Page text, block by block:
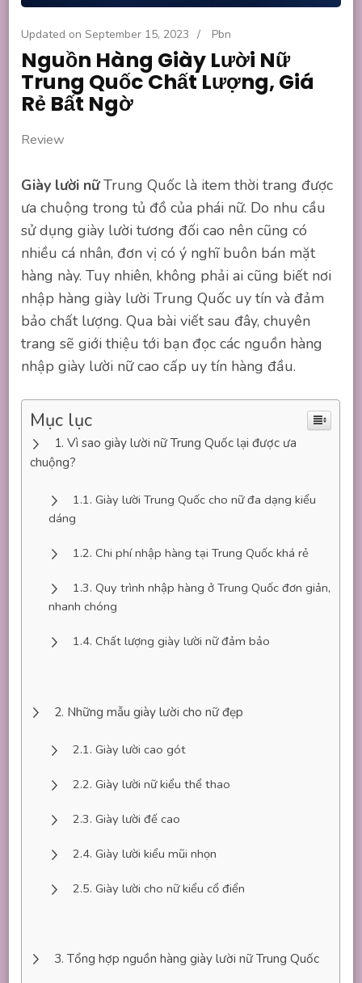
Updated onSeptember 15, 2023 / Pbn
Nguồn Hàng Giày Lười Nữ
Trung Quốc Chất Lượng, Giá
Rẻ Bất Ngờ
Review
Giày lười nữTrung Quốc là item thời trang được
ưa chuộng trong tủ đồ của phái nữ. Do nhu cầu
sử dụng giày lười tương đối cao nên cũng có
nhiều cá nhân, đơn vị có ý nghĩ buôn bán mặt
hàng này. Tuy nhiên, không phải ai cũng biết nơi
nhập hàng giày lười Trung Quốc uy tín và đảm
bảo chất lượng. Qua bài viết sau đây, chuyên
trang sẽ giới thiệu tới bạn đọc các nguồn hàng
nhập giày lười nữ cao cấp uy tín hàng đầu.
Mục lục
Vì sao giày lười nữ Trung Quốc lại được ưa
chuộng?
Giày lười Trung Quốc cho nữ đa dạng kiểu
dáng
Chi phí nhập hàng tại Trung Quốc khá rẻ
Quy trình nhập hàng ở Trung Quốc đơn giản,
nhanh chóng
Chất lượng giày lười nữ đảm bảo
Những mẫu giày lười cho nữ đẹp
Giày lười cao gót
Giày lười nữ kiểu thể thao
Giày lười đế cao
Giày lười kiểu mũi nhọn
Giày lười cho nữ kiểu cổ điển
Tổng hợp nguồn hàng giày lười nữ Trung Quốc